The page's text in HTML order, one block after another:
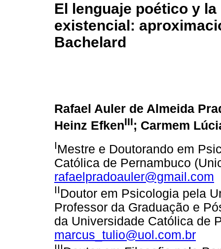
El lenguaje poético y
existencial:
Bachelard
Rafael Auler de Almeida
Heinz EfkenIII; Carmem
IMestre e Doutorando em
Católica de Pernambuco
rafaelpradoauler@gmail.com
IIDoutor em Psicologia pela
Professor da Graduação e
da Universidade Católica de
marcus_tulio@uol.com.br